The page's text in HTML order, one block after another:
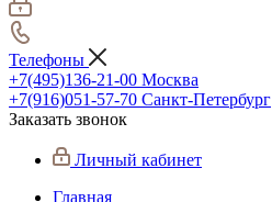
Телефоны
+7(495)136-21-00‬ Москва
+7(916)051-57-70 Санкт-Петербург
Заказать звонок
Личный кабинет
Главная